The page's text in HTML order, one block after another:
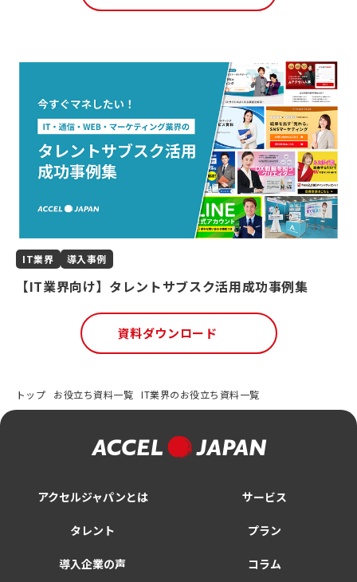
IT業界 導入事例
【IT業界向け】タレントサブスク活用成功事例集
資料ダウンロード
トップ お役立ち資料一覧 IT業界のお役立ち資料一覧
アクセルジャパンとは サービス
タレント プラン
導入企業の声 コラム